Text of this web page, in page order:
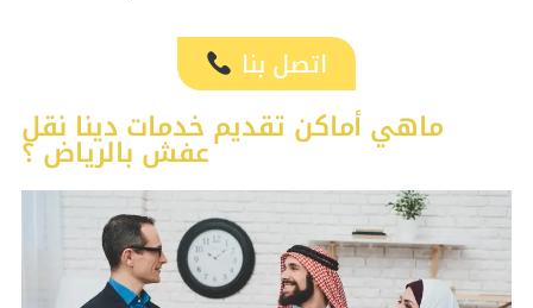
اتصل بنا
ماهي أماكن تقديم خدمات دينا نقل
عفش بالرياض ؟